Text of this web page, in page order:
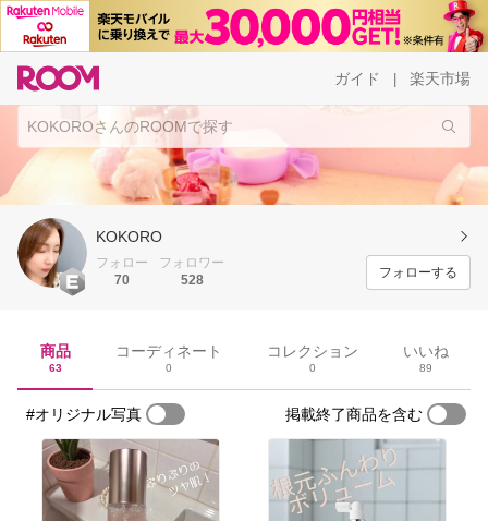
ガイド 楽天市場
KOKORO
フォロー
70
フォロワー
528
フォローする
商品
63
コーディネート
0
コレクション
0
いいね
89
#オリジナル写真 掲載終了商品を含む